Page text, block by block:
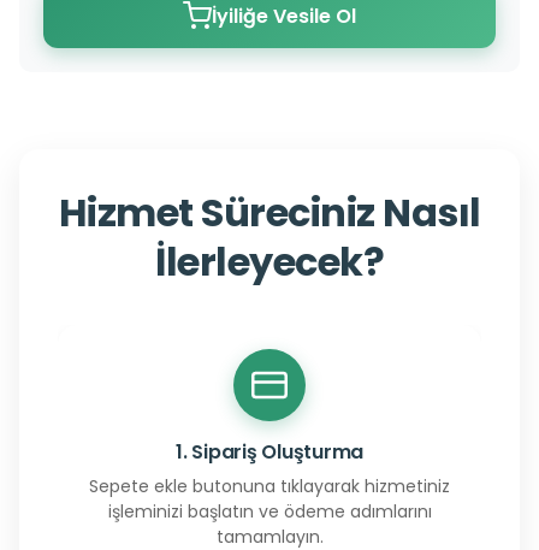
İyiliğe Vesile Ol
Hizmet Süreciniz Nasıl
İlerleyecek?
1. Sipariş Oluşturma
Sepete ekle butonuna tıklayarak hizmetiniz
işleminizi başlatın ve ödeme adımlarını
tamamlayın.